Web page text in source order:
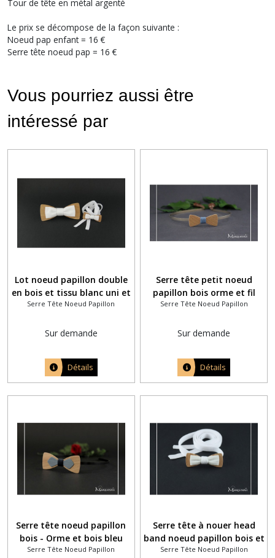
Tour de tête en métal argenté
Le prix se décompose de la façon suivante :
Noeud pap enfant = 16 €
Serre tête noeud pap = 16 €
Vous pourriez aussi être
intéressé par
Lot noeud papillon double
en bois et tissu blanc uni et
head band bébé assorti
Serre Tête Noeud Papillon
Sur demande
Détails
Serre tête petit noeud
papillon bois orme et fil
coton bleu ardoise
Serre Tête Noeud Papillon
Sur demande
Détails
Serre tête noeud papillon
bois - Orme et bois bleu
teinté
Serre Tête Noeud Papillon
Serre tête à nouer head
band noeud papillon bois et
tissu blanc pour baptême
Serre Tête Noeud Papillon